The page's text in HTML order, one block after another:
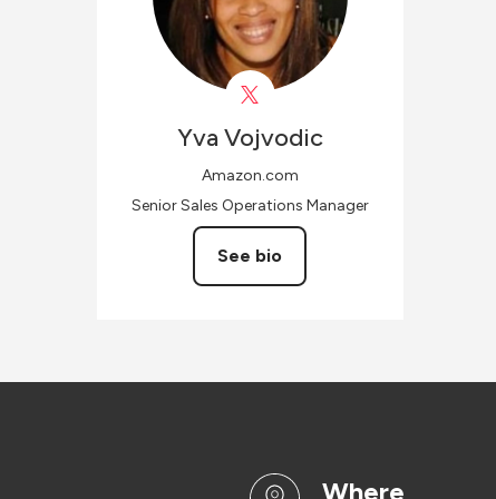
Yva Vojvodic
Amazon.com
Senior Sales Operations Manager
See bio
where